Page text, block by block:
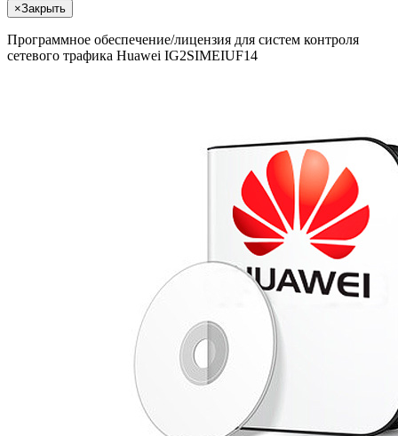
×Закрыть
Программное обеспечение/лицензия для систем контроля
сетевого трафика Huawei IG2SIMEIUF14